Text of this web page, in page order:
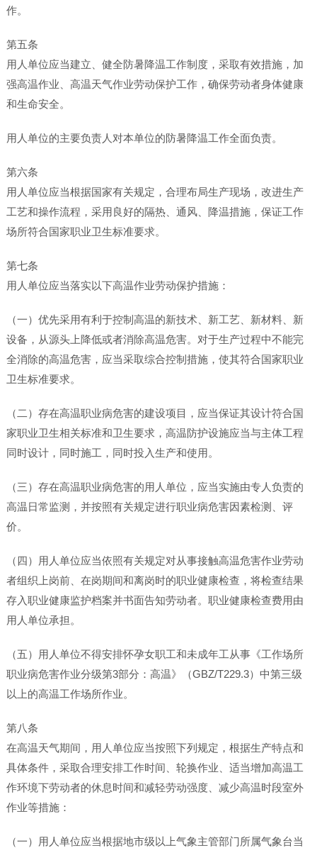
作。
第五条
用人单位应当建立、健全防暑降温工作制度，采取有效措施，加
强高温作业、高温天气作业劳动保护工作，确保劳动者身体健康
和生命安全。
用人单位的主要负责人对本单位的防暑降温工作全面负责。
第六条
用人单位应当根据国家有关规定，合理布局生产现场，改进生产
工艺和操作流程，采用良好的隔热、通风、降温措施，保证工作
场所符合国家职业卫生标准要求。
第七条
用人单位应当落实以下高温作业劳动保护措施：
（一）优先采用有利于控制高温的新技术、新工艺、新材料、新
设备，从源头上降低或者消除高温危害。对于生产过程中不能完
全消除的高温危害，应当采取综合控制措施，使其符合国家职业
卫生标准要求。
（二）存在高温职业病危害的建设项目，应当保证其设计符合国
家职业卫生相关标准和卫生要求，高温防护设施应当与主体工程
同时设计，同时施工，同时投入生产和使用。
（三）存在高温职业病危害的用人单位，应当实施由专人负责的
高温日常监测，并按照有关规定进行职业病危害因素检测、评
价。
（四）用人单位应当依照有关规定对从事接触高温危害作业劳动
者组织上岗前、在岗期间和离岗时的职业健康检查，将检查结果
存入职业健康监护档案并书面告知劳动者。职业健康检查费用由
用人单位承担。
（五）用人单位不得安排怀孕女职工和未成年工从事《工作场所
职业病危害作业分级第3部分：高温》（GBZ/T229.3）中第三级
以上的高温工作场所作业。
第八条
在高温天气期间，用人单位应当按照下列规定，根据生产特点和
具体条件，采取合理安排工作时间、轮换作业、适当增加高温工
作环境下劳动者的休息时间和减轻劳动强度、减少高温时段室外
作业等措施：
（一）用人单位应当根据地市级以上气象主管部门所属气象台当